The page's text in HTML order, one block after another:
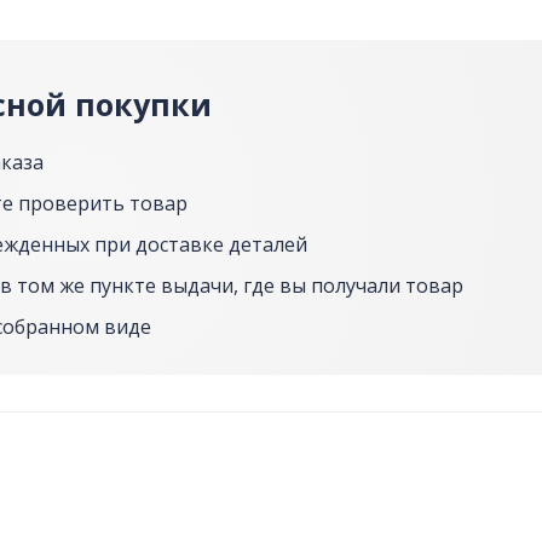
покупки
проверить товар
при доставке деталей
том же пункте выдачи, где вы получали товар
виде